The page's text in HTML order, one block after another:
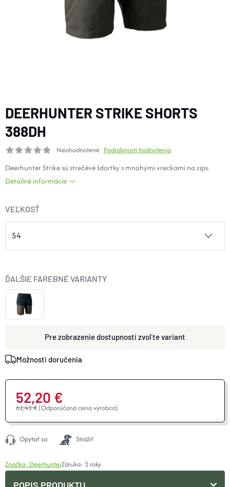
CYKLISTIKA
Obchodné podmienky
Podmienky ochrany osobných údajov
Reklamácie
DEERHUNTER STRIKE SHORTS
388DH
Neohodnotené Podrobnosti hodnotenia
Deerhunter Strike sú strečévé šdortky s mnohými vreckami na zips.
Detailné informácie
VEĽKOSŤ
zvoľte variant
ĎALŠIE FAREBNÉ VARIANTY
Možnosti doručenia
61,41 € (Odporúčaná cena výrobca)
52,20 €
Jednotková
cena:
Opýtať sa
Strážiť
Značka: DeerhunterZáruka: 2 roky